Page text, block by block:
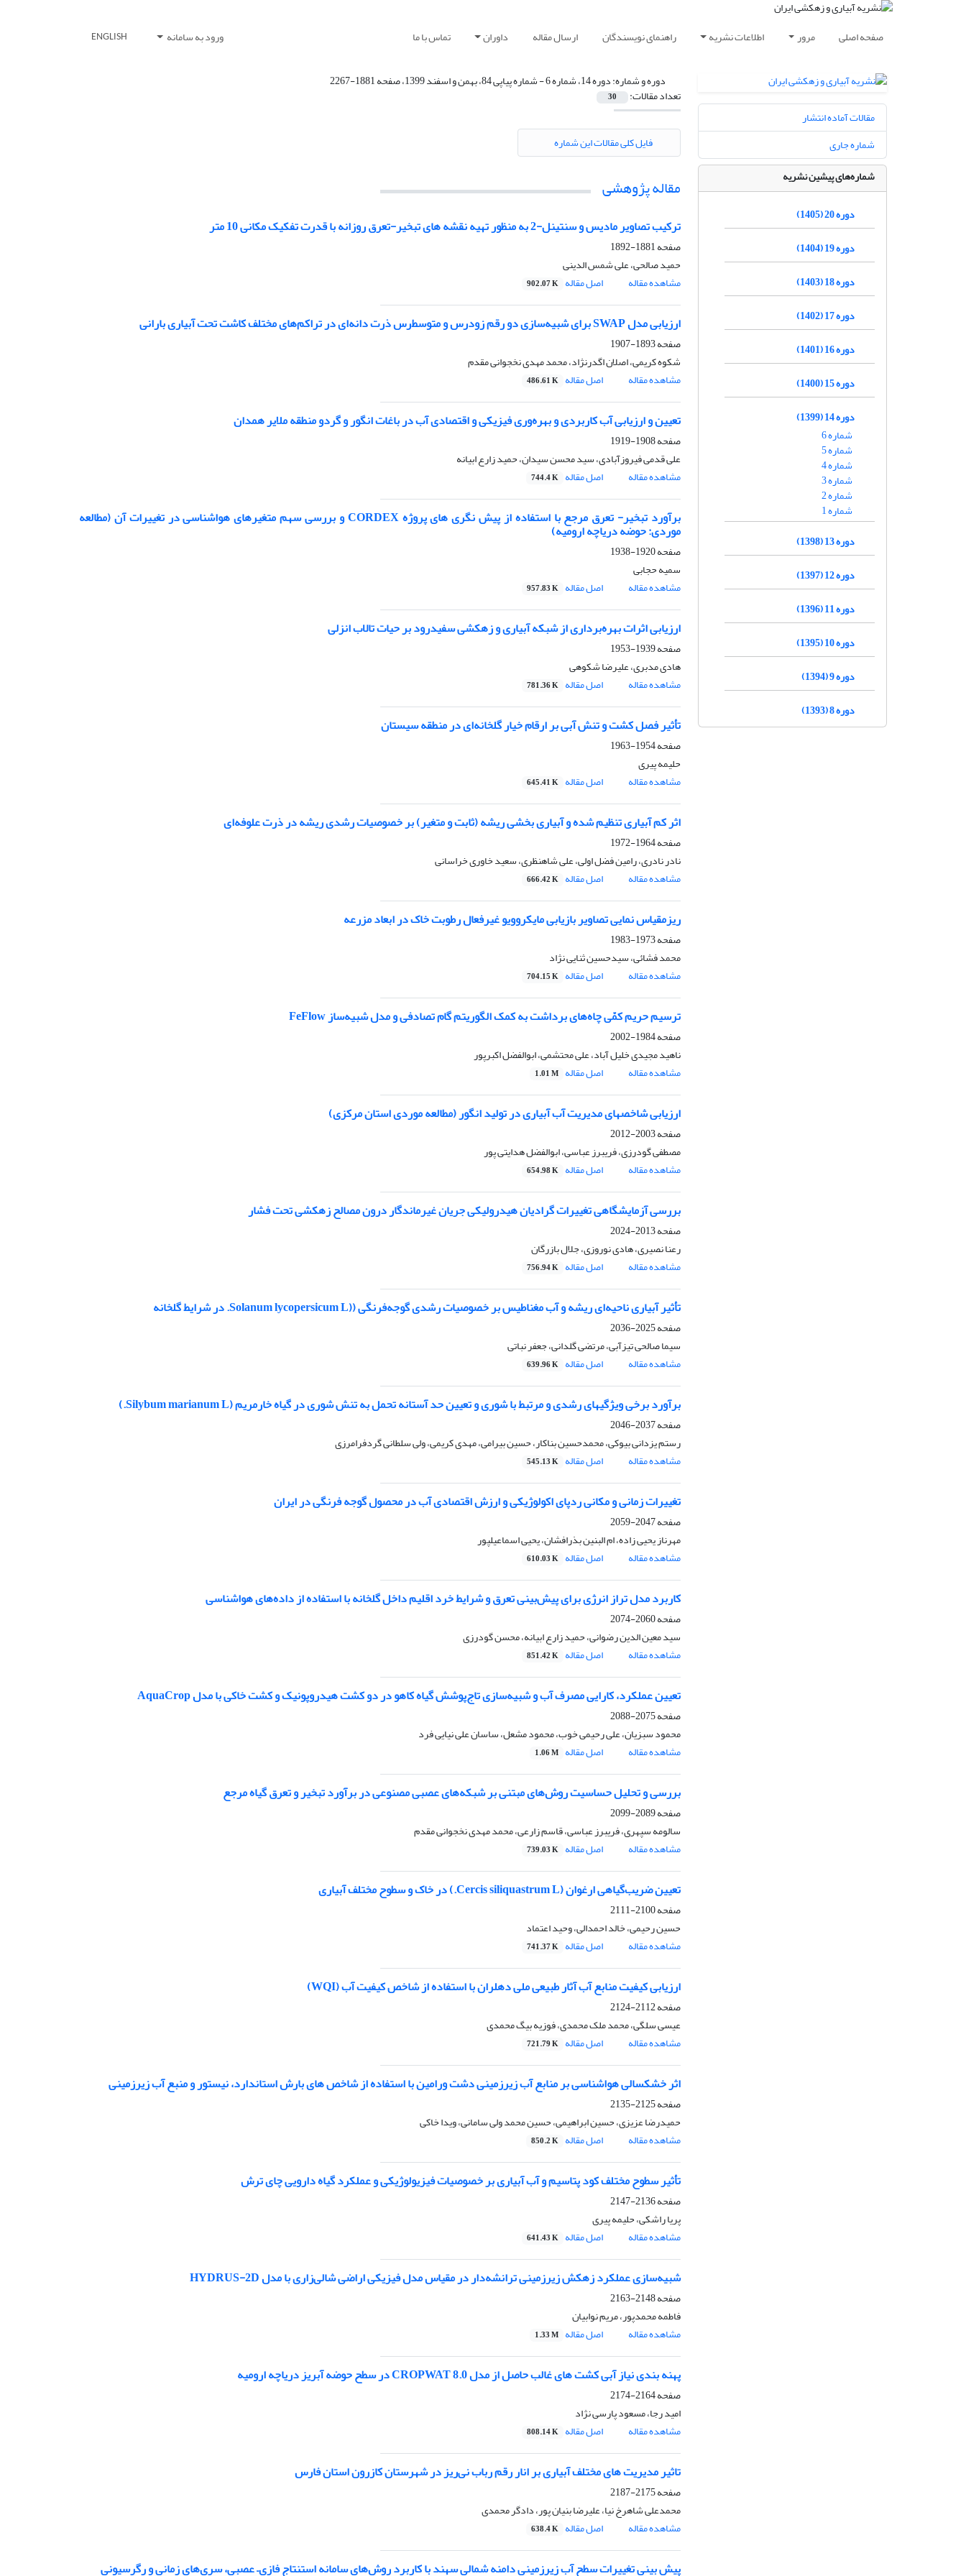
صفحه اصلی مرور اطلاعات نشریه راهنمای نویسندگان ارسال مقاله داوران تماس با ما ورود به سامانه ENGLISH
دوره و شماره:دوره 14، شماره 6 - شماره پیاپی 84، بهمن و اسفند 1399، صفحه 1881-2267
تعداد مقالات: 30
فایل کلی مقالات این شماره
مقاله پژوهشی
ترکیب تصاویر مادیس و سنتینل-2 به منظور تهیه نقشه های تبخیر-تعرق روزانه با قدرت تفکیک مکانی 10 متر
صفحه1881-1892
حمید صالحی، علی شمس الدینی
مشاهده مقاله
اصل مقاله 902.07 K
ارزیابی مدل SWAP برای شبیه‌سازی دو رقم زودرس و متوسط‌رس ذرت دانه‌ای در تراکم‌های مختلف کاشت تحت آبیاری بارانی
صفحه1893-1907
شکوه کریمی، اصلان اگدرنژاد، محمد مهدی نخجوانی مقدم
مشاهده مقاله
اصل مقاله 486.61 K
تعیین و ارزیابی آب کاربردی و بهره‌وری فیزیکی و اقتصادی آب در باغات انگور و گردو منطقه ملایر همدان
صفحه1908-1919
علی قدمی فیروزآبادی، سید محسن سیدان، حمید زارع ابیانه
مشاهده مقاله
اصل مقاله 744.4 K
برآورد تبخیر- تعرق مرجع با استفاده از پیش نگری های پروژه CORDEX و بررسی سهم متغیرهای هواشناسی در تغییرات آن (مطالعه
موردی: حوضه دریاچه ارومیه)
صفحه1920-1938
سمیه حجابی
مشاهده مقاله
اصل مقاله 957.83 K
ارزیابی اثرات بهره‌برداری از شبکه آبیاری و زهکشی سفیدرود بر حیات تالاب انزلی
صفحه1939-1953
هادی مدبری، علیرضا شکوهی
مشاهده مقاله
اصل مقاله 781.36 K
تأثیر فصل کشت و تنش آبی بر ارقام خیار گلخانه‌ای در منطقه سیستان
صفحه1954-1963
حلیمه پیری
مشاهده مقاله
اصل مقاله 645.41 K
اثر کم آبیاری تنظیم شده و آبیاری بخشی ریشه (ثابت و متغیر) بر خصوصیات رشدی ریشه در ذرت علوفه‌ای
صفحه1964-1972
نادر نادری، رامین فضل اولی، علی شاهنظری، سعید خاوری خراسانی
مشاهده مقاله
اصل مقاله 666.42 K
ریزمقیاس نمایی تصاویر بازیابی مایکروویو غیرفعال رطوبت خاک در ابعاد مزرعه
صفحه1973-1983
محمد فشائی، سیدحسین ثنایی نژاد
مشاهده مقاله
اصل مقاله 704.15 K
ترسیم حریم کمّی چاه‌های برداشت به کمک الگوریتم گام تصادفی و مدل شبیه‌ساز FeFlow
صفحه1984-2002
ناهید مجیدی خلیل آباد، علی محتشمی، ابوالفضل اکبرپور
مشاهده مقاله
اصل مقاله 1.01 M
ارزیابی شاخص‏های مدیریت آب آبیاری در تولید انگور (مطالعه موردی استان مرکزی)
صفحه2003-2012
مصطفی گودرزی، فریبرز عباسی، ابوالفضل هدایتی پور
مشاهده مقاله
اصل مقاله 654.98 K
بررسی آزمایشگاهی تغییرات گرادیان هیدرولیکی جریان غیرماندگار درون مصالح زهکشی تحت فشار
صفحه2013-2024
رعنا نصیری، هادی نوروزی، جلال بازرگان
مشاهده مقاله
اصل مقاله 756.94 K
تأثیر آبیاری ناحیه‌ای ریشه و آب مغناطیس بر خصوصیات رشدی گوجه‌فرنگی ((Solanum lycopersicum L. در شرایط گلخانه
صفحه2025-2036
سیما صالحی تیزآبی، مرتضی گلدانی، جعفر نباتی
مشاهده مقاله
اصل مقاله 639.96 K
برآورد برخی ویژگیهای رشدی و مرتبط با شوری و تعیین حد آستانه تحمل به تنش شوری در گیاه خارمریم (Silybum marianum L.)
صفحه2037-2046
رستم یزدانی بیوکی، محمدحسین بناکار، حسین بیرامی، مهدی کریمی، ولی سلطانی گردفرامرزی
مشاهده مقاله
اصل مقاله 545.13 K
تغییرات زمانی و مکانی ردپای اکولوژیکی و ارزش اقتصادی آب در محصول گوجه فرنگی در ایران
صفحه2047-2059
مهرناز یحیی زاده، ام البنین بذرافشان، یحیی اسماعیلپور
مشاهده مقاله
اصل مقاله 610.03 K
کاربرد مدل تراز انرژی برای پیش‌بینی تعرق و شرایط خرد اقلیم داخل گلخانه با استفاده از داده‌های هواشناسی
صفحه2060-2074
سید معین الدین رضوانی، حمید زارع ابیانه، محسن گودرزی
مشاهده مقاله
اصل مقاله 851.42 K
تعیین عملکرد، کارایی مصرف آب و شبیه‌سازی تاج‌پوشش گیاه کاهو در دو کشت هیدروپونیک و کشت خاکی با مدل AquaCrop
صفحه2075-2088
محمود سبزیان، علی رحیمی خوب، محمود مشعل، ساسان علی نیایی فرد
مشاهده مقاله
اصل مقاله 1.06 M
بررسی و تحلیل حساسیت روش‌های مبتنی بر شبکه‌های عصبی مصنوعی در برآورد تبخیر و تعرق گیاه مرجع
صفحه2089-2099
سالومه سپهری، فریبرز عباسی، قاسم زارعی، محمد مهدی نخجوانی مقدم
مشاهده مقاله
اصل مقاله 739.03 K
تعیین ضریب‌گیاهی ارغوان (Cercis siliquastrum L.) در خاک و سطوح مختلف آبیاری
صفحه2100-2111
حسین رحیمی، خالد احمدالی، وحید اعتماد
مشاهده مقاله
اصل مقاله 741.37 K
ارزیابی کیفیت منابع آب آثار طبیعی ملی دهلران با استفاده از شاخص کیفیت آب (WQI)
صفحه2112-2124
عیسی سلگی، محمد ملک محمدی، فوزیه بیگ محمدی
مشاهده مقاله
اصل مقاله 721.79 K
اثر خشکسالی هواشناسی بر منابع آب زیرزمینی دشت ورامین با استفاده از شاخص های بارش استاندارد، نیستور و منبع آب زیرزمینی
صفحه2125-2135
حمیدرضا عزیزی، حسین ابراهیمی، حسین محمد ولی سامانی، ویدا خاکی
مشاهده مقاله
اصل مقاله 850.2 K
تأثیر سطوح مختلف کود پتاسیم و آب آبیاری بر خصوصیات فیزیولوژیکی و عملکرد گیاه دارویی چای ترش
صفحه2136-2147
پریا راشکی، حلیمه پیری
مشاهده مقاله
اصل مقاله 641.43 K
شبیه‌سازی عملکرد زهکش زیرزمینی ترانشه‌دار در مقیاس مدل فیزیکی اراضی شالی‌زاری با مدل HYDRUS-2D
صفحه2148-2163
فاطمه محمدپور، مریم نوابیان
مشاهده مقاله
اصل مقاله 1.33 M
پهنه ‏بندی نیاز آبی کشت ‏های غالب حاصل از مدل CROPWAT 8.0 در سطح حوضه آبریز دریاچه ارومیه
صفحه2164-2174
امید رجا، مسعود پارسی نژاد
مشاهده مقاله
اصل مقاله 808.14 K
تاثیر مدیریت های مختلف آبیاری بر انار رقم رباب نی‌ریز در شهرستان کازرون استان فارس
صفحه2175-2187
محمدعلی شاهرخ نیا، علیرضا بنیان پور، دادگر محمدی
مشاهده مقاله
اصل مقاله 638.4 K
پیش ‏بینی تغییرات سطح آب زیرزمینی دامنه شمالی سهند با کاربرد روش‌های سامانه استنتاج فازی– عصبی، سری‌های زمانی و رگرسیونی
مقالات آماده انتشار
شماره جاری
شماره‌های پیشین نشریه
دوره 20 (1405)
دوره 19 (1404)
دوره 18 (1403)
دوره 17 (1402)
دوره 16 (1401)
دوره 15 (1400)
دوره 14 (1399)
شماره 6
شماره 5
شماره 4
شماره 3
شماره 2
شماره 1
دوره 13 (1398)
دوره 12 (1397)
دوره 11 (1396)
دوره 10 (1395)
دوره 9 (1394)
دوره 8 (1393)